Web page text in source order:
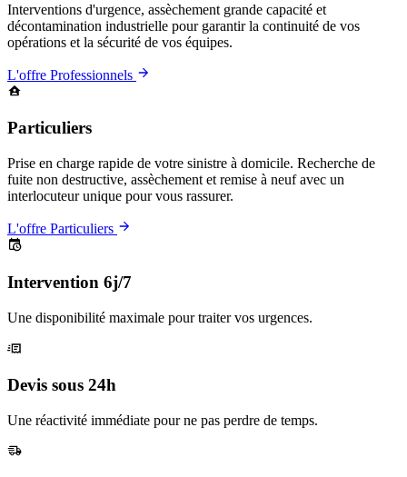
Interventions d'urgence, assèchement grande capacité et
décontamination industrielle pour garantir la continuité de vos
opérations et la sécurité de vos équipes.
L'offre Professionnels
Particuliers
Prise en charge rapide de votre sinistre à domicile. Recherche de
fuite non destructive, assèchement et remise à neuf avec un
interlocuteur unique pour vous rassurer.
L'offre Particuliers
Intervention 6j/7
Une disponibilité maximale pour traiter vos urgences.
Devis sous 24h
Une réactivité immédiate pour ne pas perdre de temps.